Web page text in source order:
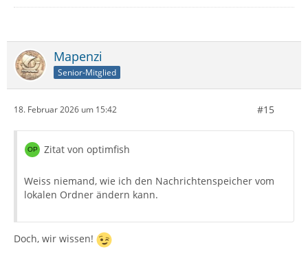
Mapenzi
Senior-Mitglied
18. Februar 2026 um 15:42 #15
Zitat von optimfish
Weiss niemand, wie ich den Nachrichtenspeicher vom
lokalen Ordner ändern kann.
Doch, wir wissen!